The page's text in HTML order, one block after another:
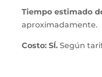
Tiempo estimado
aproximadamente.
Costo: SÍ.Según